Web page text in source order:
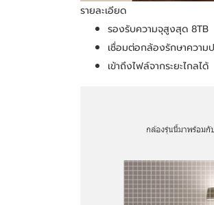
รายละเอียด
รองรับความจุสูงสุด 8TB
เชื่อมต่อกล้องรักษาควา
เข้าถึงไฟล์จากระยะไกลได้